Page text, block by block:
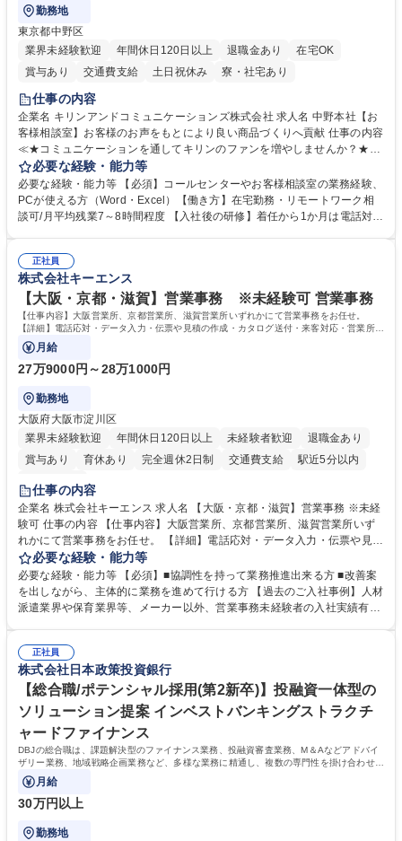
勤務地
東京都中野区
業界未経験歓迎
年間休日120日以上 退職金あり
在宅OK
賞与あり
交通費支給 土日祝休み 寮・社宅あり
仕事の内容
企業名 キリンアンドコミュニケーションズ株式会社 求人名 中野本社【お
客様相談室】お客様のお声をもとにより良い商品づくりへ貢献 仕事の内容
≪★コミュニケーションを通してキリンのファンを増やしませんか？★≫
お客様のお声をより良い商品づくりに活かしていく上で、窓口となるお客
様相談室でのお仕事です。 日々お客様からいただくキリングループへのご
意見を、企業活動に活かしています。お客様からの声に迅速かつ誠意をも
って対応、情報提供するとともにグループ内活動に反映しています。 【具
平均100件前後■メール・手紙：同上40件前後 募集職種 中野本社【お客様
相談室】お客様のお声をもとにより良い商品づくりへ貢献
必要な経験・能力等
必要な経験・能力等 【必須】コールセンターやお客様相談室の業務経験、
PCが使える方（Word・Excel）【働き方】在宅勤務・リモートワーク相
談可/月平均残業7～8時間程度 【入社後の研修】着任から1か月は電話対応
すのでご安心ください。 【当社について】キリングループの広報機能を担
う会社として、お客様との出会いを大切にし、磨き上げたホスピタリティ
を込めてコミュニケーションをとりながら広報関連業務を行っておりま
す。 学歴・資格 学歴：大学院 大学 高専 短大 専修学校 高校 語学力： 資
格：
正社員
株式会社キーエンス
【大阪・京都・滋賀】営業事務 ※未経験可 営業事務
【仕事内容】大阪営業所、京都営業所、滋賀営業所いずれかにて営業事務をお任せ。
【詳細】電話応対・データ入力・伝票や見積の作成・カタログ送付・来客対応・営業所内
で発生する事務業務や業務改善をお任せ。
月給
27万9000円～28万1000円
勤務地
大阪府大阪市淀川区
業界未経験歓迎
年間休日120日以上 未経験者歓迎
退職金あり
賞与あり
育休あり 完全週休2日制 交通費支給
駅近5分以内
土日祝休み
仕事の内容
企業名 株式会社キーエンス 求人名 【大阪・京都・滋賀】営業事務 ※未経
験可 仕事の内容 【仕事内容】大阪営業所、京都営業所、滋賀営業所いず
れかにて営業事務をお任せ。 【詳細】電話応対・データ入力・伝票や見積
の作成・カタログ送付・来客対応・営業所内で発生する事務業務や業務改
善をお任せ。 【教育制度】ご入社後、育成担当とペアになりながらOJTに
て業務を覚えていただくことが可能です。業務システムがきちんと構築さ
れているため、スムーズに仕事に慣れることができる環境です。また、
募集職種 【大阪・京都・滋賀】営業事務 ※未経験可
必要な経験・能力等
必要な経験・能力等 【必須】■協調性を持って業務推進出来る方 ■改善案
を出しながら、主体的に業務を進めて行ける方 【過去のご入社事例】人材
派遣業界や保育業界等、メーカー以外、営業事務未経験者の入社実績有
えて、お客様や社員の状況に合わせ、能動的なサポート、改善の動きも期
待され。組織を支えるスペシャリストとして、チームに貢献し、結果的に
社員から頼られる存在になることができます。平均19:30の退勤以降の業
務の持ち帰りも禁止されており、メリハリのある働き方となります。 学
歴・資格 学歴：大学院 大学 高専 短大 語学力： 資格：
正社員
株式会社日本政策投資銀行
【総合職/ポテンシャル採用(第2新卒)】投融資一体型の
ソリューション提案 インベストバンキングストラクチ
ャードファイナンス
DBJの総合職は、課題解決型のファイナンス業務、投融資審査業務、M＆Aなどアドバイ
ザリー業務、地域戦略企画業務など、多様な業務に精通し、複数の専門性を掛け合わせて
広く社会に貢献していく職種です。
月給
30万円以上
勤務地